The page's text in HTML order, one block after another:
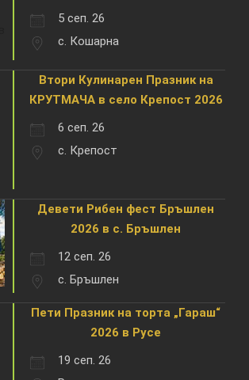
5 сеп. 26
с. Кошарна
Втори Кулинарен Празник на
КРУТМАЧА в село Крепост 2026
6 сеп. 26
с. Крепост
Девети Рибен фест Бръшлен
2026 в с. Бръшлен
12 сеп. 26
с. Бръшлен
Пети Празник на торта „Гараш“
2026 в Русе
19 сеп. 26